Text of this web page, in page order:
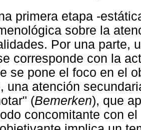
primera etapa -
sobre la
Por una parte,
corresponde con la
se pone el foco en el
una atención
(Bemerken), que
concomitante con